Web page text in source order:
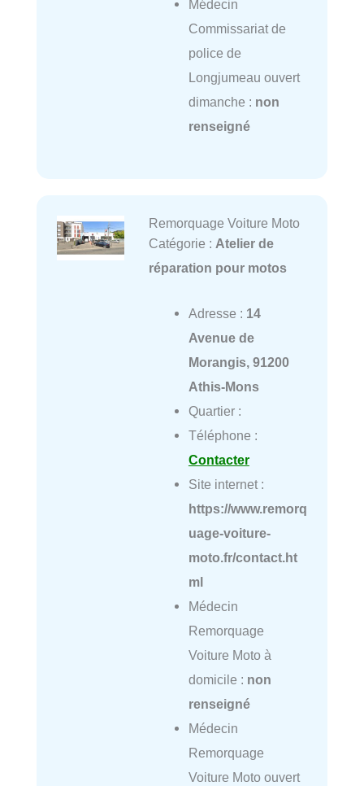
Médecin
Commissariat de
police de
Longjumeau ouvert
dimanche : non
renseigné
Remorquage Voiture Moto
Catégorie : Atelier de
réparation pour motos
Adresse : 14
Avenue de
Morangis, 91200
Athis-Mons
Quartier :
Téléphone :
Contacter
Site internet :
https://www.remorq
uage-voiture-
moto.fr/contact.ht
ml
Médecin
Remorquage
Voiture Moto à
domicile : non
renseigné
Médecin
Remorquage
Voiture Moto ouvert